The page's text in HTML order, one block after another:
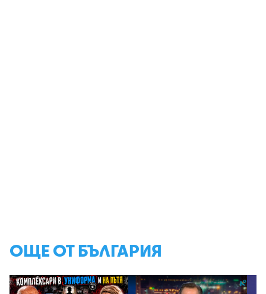
ОЩЕ ОТ БЪЛГАРИЯ